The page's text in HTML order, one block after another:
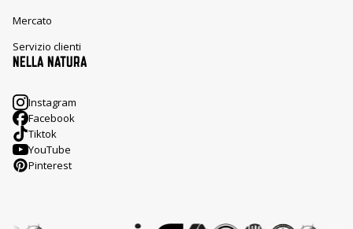
Mercato
Servizio clienti
NELLA NATURA
Instagram
Facebook
Tiktok
YouTube
Pinterest